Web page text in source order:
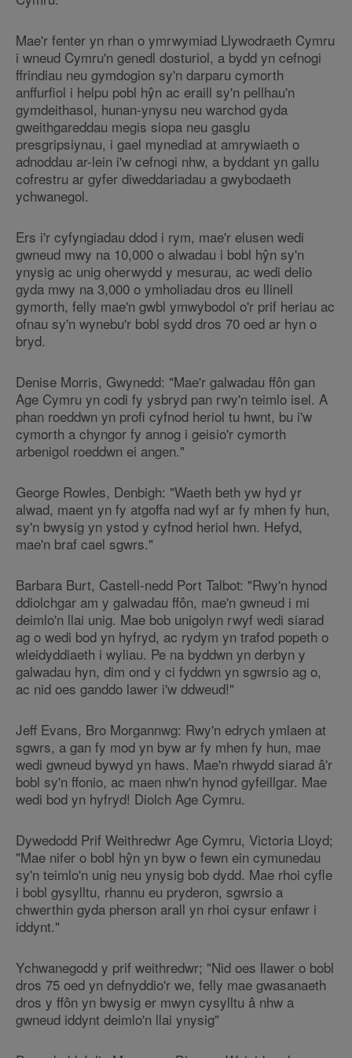
Mae'r fenter yn rhan o ymrwymiad Llywodraeth Cymru
i wneud Cymru'n genedl dosturiol, a bydd yn cefnogi
ffrindiau neu gymdogion sy'n darparu cymorth
anffurfiol i helpu pobl hŷn ac eraill sy'n pellhau'n
gymdeithasol, hunan-ynysu neu warchod gyda
gweithgareddau megis siopa neu gasglu
presgripsiynau, i gael mynediad at amrywiaeth o
adnoddau ar-lein i'w cefnogi nhw, a byddant yn gallu
cofrestru ar gyfer diweddariadau a gwybodaeth
ychwanegol.
Ers i'r cyfyngiadau ddod i rym, mae'r elusen wedi
gwneud mwy na 10,000 o alwadau i bobl hŷn sy'n
ynysig ac unig oherwydd y mesurau, ac wedi delio
gyda mwy na 3,000 o ymholiadau dros eu llinell
gymorth, felly mae'n gwbl ymwybodol o'r prif heriau ac
ofnau sy'n wynebu'r bobl sydd dros 70 oed ar hyn o
bryd.
Denise Morris, Gwynedd: "Mae'r galwadau ffôn gan
Age Cymru yn codi fy ysbryd pan rwy'n teimlo isel. A
phan roeddwn yn profi cyfnod heriol tu hwnt, bu i'w
cymorth a chyngor fy annog i geisio'r cymorth
arbenigol roeddwn ei angen."
George Rowles, Denbigh: "Waeth beth yw hyd yr
alwad, maent yn fy atgoffa nad wyf ar fy mhen fy hun,
sy'n bwysig yn ystod y cyfnod heriol hwn. Hefyd,
mae'n braf cael sgwrs."
Barbara Burt, Castell-nedd Port Talbot: "Rwy'n hynod
ddiolchgar am y galwadau ffôn, mae'n gwneud i mi
deimlo'n llai unig. Mae bob unigolyn rwyf wedi siarad
ag o wedi bod yn hyfryd, ac rydym yn trafod popeth o
wleidyddiaeth i wyliau. Pe na byddwn yn derbyn y
galwadau hyn, dim ond y ci fyddwn yn sgwrsio ag o,
ac nid oes ganddo lawer i'w ddweud!"
Jeff Evans, Bro Morgannwg: Rwy'n edrych ymlaen at
sgwrs, a gan fy mod yn byw ar fy mhen fy hun, mae
wedi gwneud bywyd yn haws. Mae'n rhwydd siarad â'r
bobl sy'n ffonio, ac maen nhw'n hynod gyfeillgar. Mae
wedi bod yn hyfryd! Diolch Age Cymru.
Dywedodd Prif Weithredwr Age Cymru, Victoria Lloyd;
"Mae nifer o bobl hŷn yn byw o fewn ein cymunedau
sy'n teimlo'n unig neu ynysig bob dydd. Mae rhoi cyfle
i bobl gysylltu, rhannu eu pryderon, sgwrsio a
chwerthin gyda pherson arall yn rhoi cysur enfawr i
iddynt."
Ychwanegodd y prif weithredwr; "Nid oes llawer o bobl
dros 75 oed yn defnyddio'r we, felly mae gwasanaeth
dros y ffôn yn bwysig er mwyn cysylltu â nhw a
gwneud iddynt deimlo'n llai ynysig"